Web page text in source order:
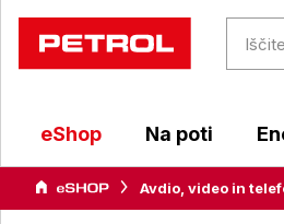
eShop Na poti
Avdio, video in